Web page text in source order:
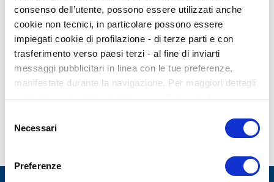
consenso dell’utente, possono essere utilizzati anche
cookie non tecnici, in particolare possono essere
impiegati cookie di profilazione - di terze parti e con
trasferimento verso paesi terzi - al fine di inviarti
messaggi pubblicitari in linea con le tue preferenze,
manifestate durante la navigazione. Per maggiori dettagli
sul trattamento dei tuoi dati personali durante la
cookie, ti invitiamo a prendere visione dell’
informativa
. Chiudendo il banner tramite la “X” prosegui la
navigazione senza alcuna profilazione. Selezionando
“Accetta tutti i cookie” presti il tuo consenso alla
delNecessari
Preferenze
Il piacere digitale